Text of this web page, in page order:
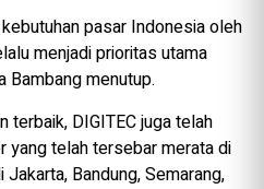
pasar Indonesia oleh
menjadi prioritas utama
Bambang menutup.
terbaik, DIGITEC juga telah
yang telah tersebar merata di
Bandung, Semarang,